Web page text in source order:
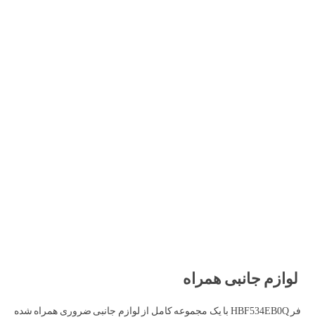
لوازم جانبی همراه
فر HBF534EB0Q با یک مجموعه کامل از لوازم جانبی ضروری همراه شده